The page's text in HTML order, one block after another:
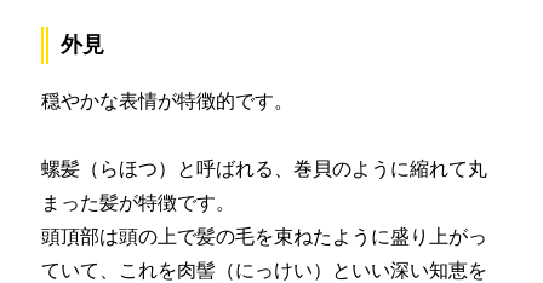
外見
穏やかな表情が特徴的です。
螺髪（らほつ）と呼ばれる、巻貝のように縮れて丸
まった髪が特徴です。
頭頂部は頭の上で髪の毛を束ねたように盛り上がっ
ていて、これを肉髻（にっけい）といい深い知恵を